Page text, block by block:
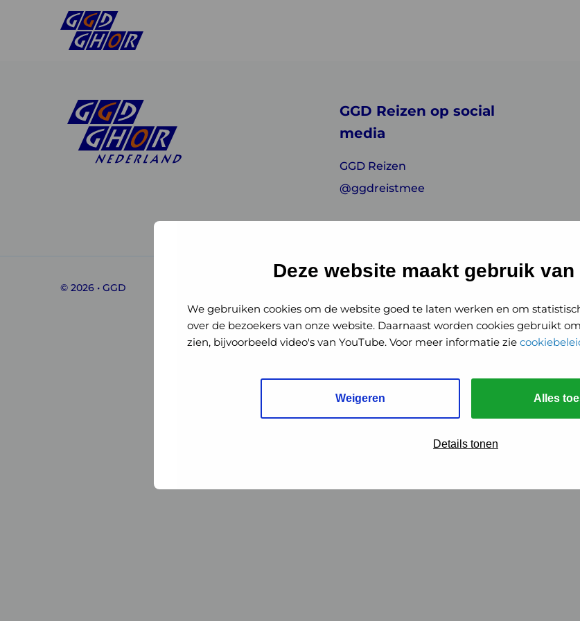
Deze website maakt gebruik
We gebruiken cookies om de website goed te laten werken en om
over de bezoekers van onze website. Daarnaast worden cookies gebruikt
zien, bijvoorbeeld video's van YouTube. Voor meer informatie zie
Weigeren Alles
Details tonen
GHORGHOR
Nederland
GGD Reizen op social
media
GGD Reizen
@ggdreistmee
© 2026 • GGD